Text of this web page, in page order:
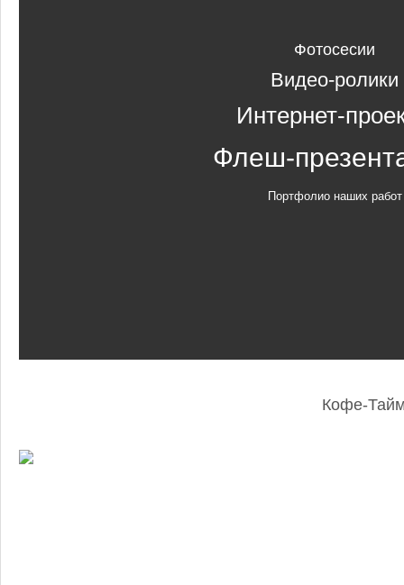
Фотосесии
Видео-ролики
Интернет-
Флеш-
Портфолио наших работ
Кофе-